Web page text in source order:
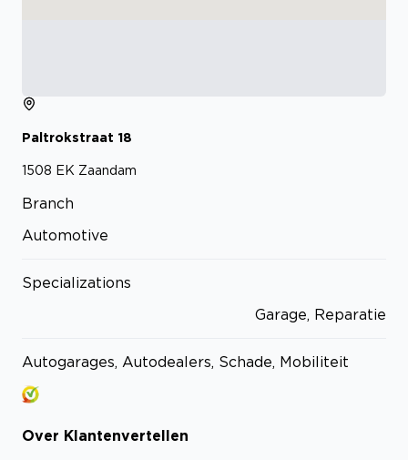
Paltrokstraat 18
1508 EK Zaandam
Branch
Automotive
Specializations
Garage, Reparatie
Autogarages, Autodealers, Schade, Mobiliteit
Over Klantenvertellen